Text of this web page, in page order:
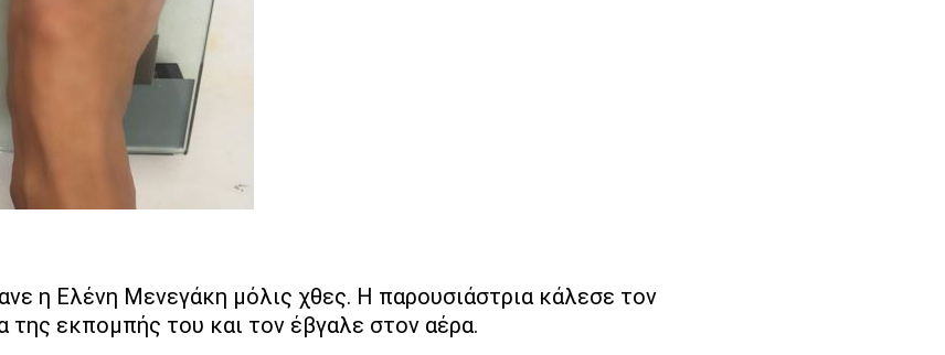
η Ελένη Μενεγάκη μόλις χθες. Η παρουσιάστρια κάλεσε τον
εκπομπής του και τον έβγαλε στον αέρα.